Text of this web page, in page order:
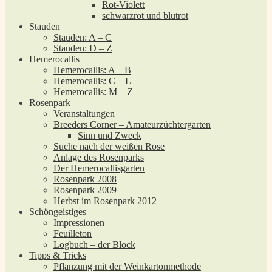
Rot-Violett
schwarzrot und blutrot
Stauden
Stauden: A – C
Stauden: D – Z
Hemerocallis
Hemerocallis: A – B
Hemerocallis: C – L
Hemerocallis: M – Z
Rosenpark
Veranstaltungen
Breeders Corner – Amateurzüchtergarten
Sinn und Zweck
Suche nach der weißen Rose
Anlage des Rosenparks
Der Hemerocallisgarten
Rosenpark 2008
Rosenpark 2009
Herbst im Rosenpark 2012
Schöngeistiges
Impressionen
Feuilleton
Logbuch – der Block
Tipps & Tricks
Pflanzung mit der Weinkartonmethode